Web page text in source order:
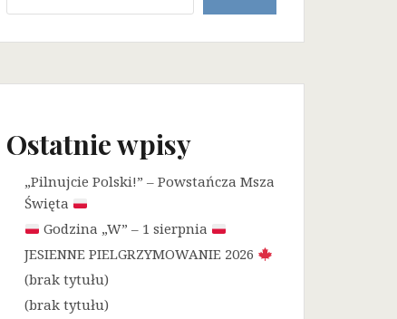
Ostatnie wpisy
„Pilnujcie Polski!” – Powstańcza Msza
Święta
Godzina „W” – 1 sierpnia
JESIENNE PIELGRZYMOWANIE 2026
(brak tytułu)
(brak tytułu)